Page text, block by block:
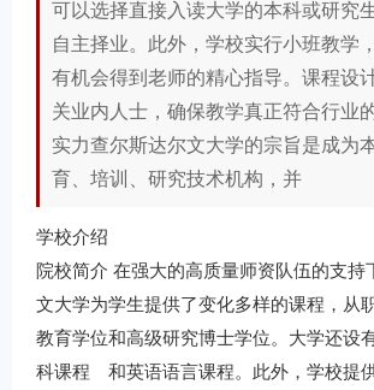
可以选择直接入读大学的本科或研究
自主择业。此外，学校实行小班教学
有机会得到老师的精心指导。课程设
关业内人士，确保教学真正符合行业
实力查尔斯达尔文大学的宗旨是成为
育、培训、研究技术机构，并
学校介绍
院校简介 在强大的高质量师资队伍的支持
文大学为学生提供了变化多样的课程，从
教育学位和高级研究博士学位。大学还设
科课程 和英语语言课程。此外，学校提